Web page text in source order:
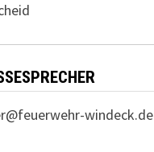
windeck.de